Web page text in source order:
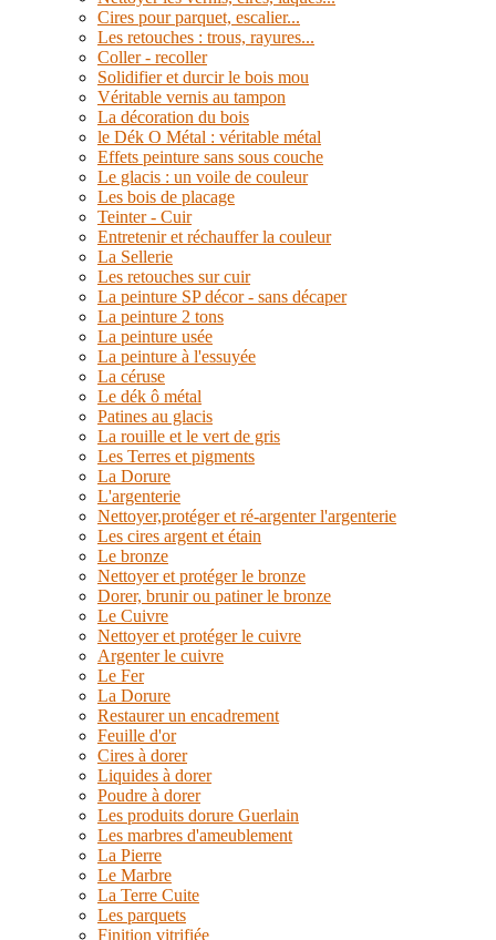
Cires pour parquet, escalier...
Les retouches : trous, rayures...
Coller - recoller
Solidifier et durcir le bois mou
Véritable vernis au tampon
La décoration du bois
le Dék O Métal : véritable métal
Effets peinture sans sous couche
Le glacis : un voile de couleur
Les bois de placage
Teinter - Cuir
Entretenir et réchauffer la couleur
La Sellerie
Les retouches sur cuir
La peinture SP décor - sans décaper
La peinture 2 tons
La peinture usée
La peinture à l'essuyée
La céruse
Le dék ô métal
Patines au glacis
La rouille et le vert de gris
Les Terres et pigments
La Dorure
L'argenterie
Nettoyer,protéger et ré-argenter l'argenterie
Les cires argent et étain
Le bronze
Nettoyer et protéger le bronze
Dorer, brunir ou patiner le bronze
Le Cuivre
Nettoyer et protéger le cuivre
Argenter le cuivre
Le Fer
La Dorure
Restaurer un encadrement
Feuille d'or
Cires à dorer
Liquides à dorer
Poudre à dorer
Les produits dorure Guerlain
Les marbres d'ameublement
La Pierre
Le Marbre
La Terre Cuite
Les parquets
Finition vitrifiée